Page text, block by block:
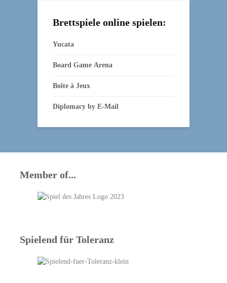
Brettspiele online spielen:
Yucata
Board Game Arena
Boîte à Jeux
Diplomacy by E‑Mail
Member of...
Spielend für Toleranz